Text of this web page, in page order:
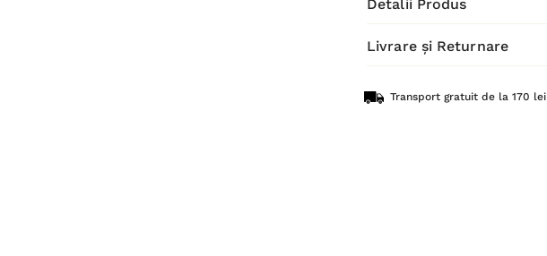
Detalii Produs
Livrare și Returnare
Transport gratuit de la 170 lei